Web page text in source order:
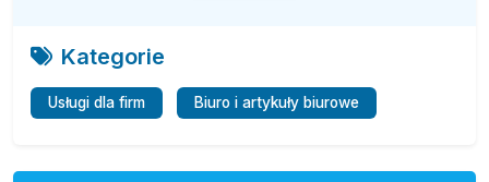
Kategorie
Usługi dla firm Biuro i artykuły biurowe